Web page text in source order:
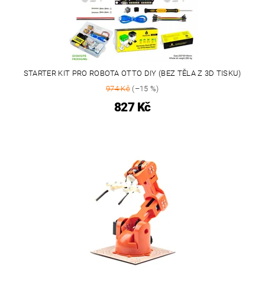
STARTER KIT PRO ROBOTA OTTO DIY (BEZ TĚLA Z 3D TISKU)
974 Kč(–15 %)
827 Kč